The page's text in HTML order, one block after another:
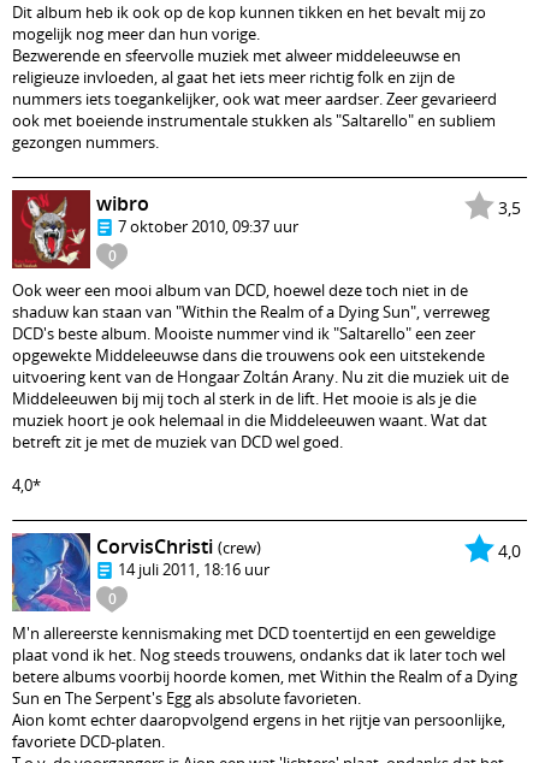
Dit album heb ik ook op de kop kunnen tikken en het bevalt mij zo
mogelijk nog meer dan hun vorige.
Bezwerende en sfeervolle muziek met alweer middeleeuwse en
religieuze invloeden, al gaat het iets meer richtig folk en zijn de
nummers iets toegankelijker, ook wat meer aardser. Zeer gevarieerd
ook met boeiende instrumentale stukken als "Saltarello" en subliem
gezongen nummers.
3,5
0
wibro
7 oktober 2010, 09:37 uur
Ook weer een mooi album van DCD, hoewel deze toch niet in de
shaduw kan staan van "Within the Realm of a Dying Sun", verreweg
DCD's beste album. Mooiste nummer vind ik "Saltarello" een zeer
opgewekte Middeleeuwse dans die trouwens ook een uitstekende
uitvoering kent van de Hongaar Zoltán Arany. Nu zit die muziek uit de
Middeleeuwen bij mij toch al sterk in de lift. Het mooie is als je die
muziek hoort je ook helemaal in die Middeleeuwen waant. Wat dat
betreft zit je met de muziek van DCD wel goed.
4,0*
4,0
0
CorvisChristi (crew)
14 juli 2011, 18:16 uur
M'n allereerste kennismaking met DCD toentertijd en een geweldige
plaat vond ik het. Nog steeds trouwens, ondanks dat ik later toch wel
betere albums voorbij hoorde komen, met Within the Realm of a Dying
Sun en The Serpent's Egg als absolute favorieten.
Aion komt echter daaropvolgend ergens in het rijtje van persoonlijke,
favoriete DCD-platen.